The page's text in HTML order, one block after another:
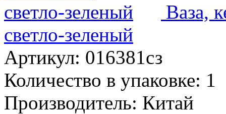
Ваза,
светло-зеленый
Артикул: 016381сз
Количество в упаковке: 1
Производитель: Китай